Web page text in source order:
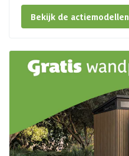
Bekijk de actiemodellen